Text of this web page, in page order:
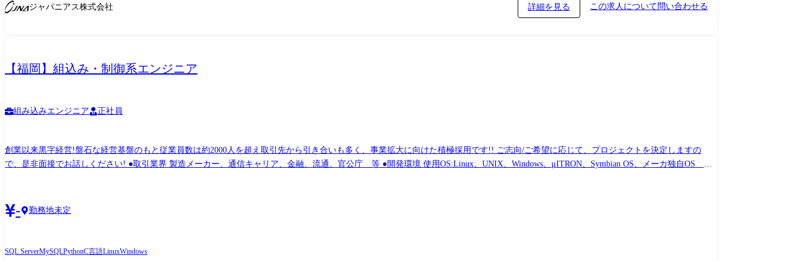
ジャパニアス株式会社 詳細を見る この求人について問い合わせる
【福岡】組込み・制御系エンジニア
組み込みエンジニア 正社員
創業以来黒字経営!盤石な経営基盤のもと従業員数は約2000人を超え取引先から引き合いも多く、事業拡大に向けた積極採用です!! ご志向/ご希望に応じて、プロジェクトを決定しますの
で、是非面接でお話しください! ●取引業界 製造メーカー、通信キャリア、金融、流通、官公庁 等 ●開発環境 使用OS:Linux、UNIX、Windows、μITRON、Symbian OS、メーカ独自OS 等
- 勤務地未定
SQL ServerMySQLPythonC言語LinuxWindows